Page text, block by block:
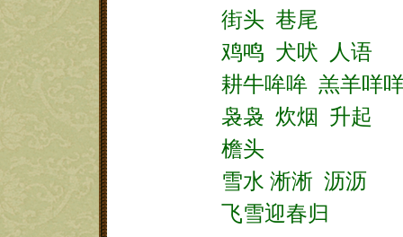
街头 巷尾
鸡鸣 犬吠
人语
耕牛哞哞 羔羊咩
袅袅 炊烟 升起
檐头
雪水 淅淅 沥沥
飞雪迎春归